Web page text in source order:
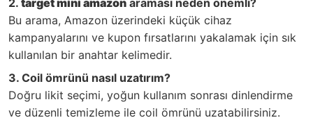
Bu arama, Amazon üzerindeki küçük cihaz
kampanyalarını ve kupon fırsatlarını yakalamak için sık
kullanılan bir anahtar kelimedir.
3. Coil ömrünü nasıl uzatırım?
Doğru likit seçimi, yoğun kullanım sonrası dinlendirme
ve düzenli temizleme ile coil ömrünü uzatabilirsiniz.